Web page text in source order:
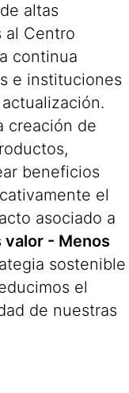
altas
al Centro
continua
e instituciones
creación de
beneficios
el
asociado a
valor - Menos
sostenible
el
de nuestras